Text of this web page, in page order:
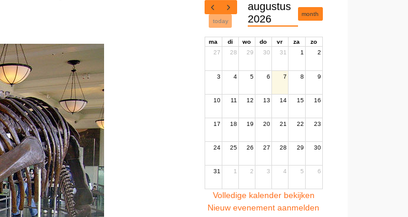
today
augustus
2026
month
ma di wo do vr za
zo
27
28 29 30 31 1 2
3 4 5 6 7 8 9
10 11 12 13 14 15 16
17 18 19 20 21 22 23
24 25 26 27 28 29 30
31 1 2 3 4 5 6
Volledige kalender bekijken
Nieuw evenement aanmelden